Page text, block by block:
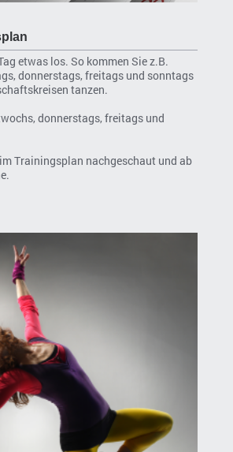
etwas los. So kommen Sie z.B.
donnerstags, freitags und sonntags
tanzen.
donnerstags, freitags und
Trainingsplan nachgeschaut und ab